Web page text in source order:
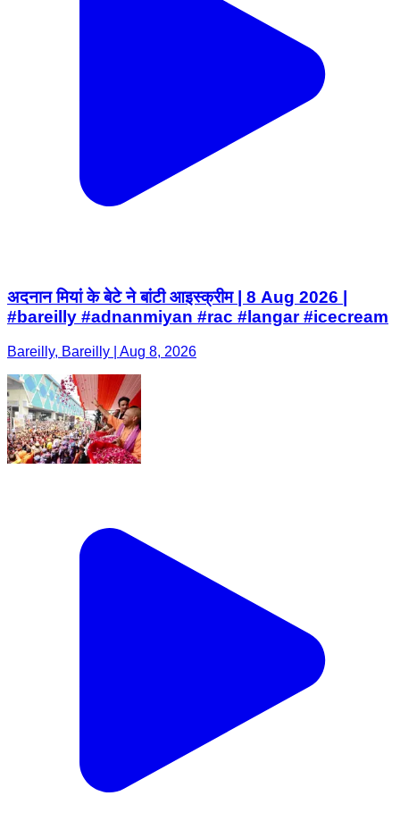
अदनान मियां के बेटे ने बांटी आइस्क्रीम | 8 Aug 2026 |
#bareilly #adnanmiyan #rac #langar #icecream
Bareilly, Bareilly | Aug 8, 2026